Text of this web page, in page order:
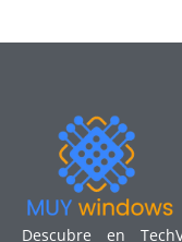
Descubre en